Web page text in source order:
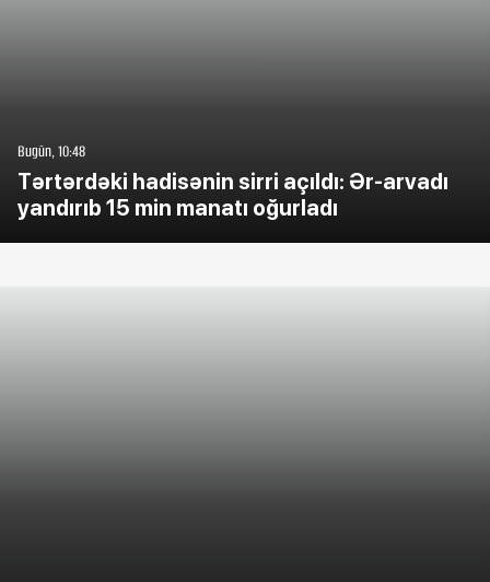
Bugün, 10:48
Tərtərdəki hadisənin sirri açıldı: Ər-arvadı
yandırıb 15 min manatı oğurladı